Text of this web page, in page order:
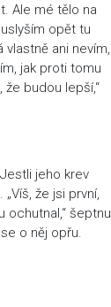
Ale mé tělo na
opět tu
ani nevím,
jak proti tomu
budou lepší,“
jeho krev
že jsi první,
ochutnal,“ šeptnu
o něj opřu.